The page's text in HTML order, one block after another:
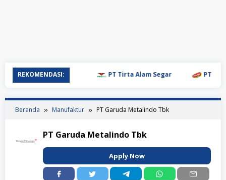
REKOMENDASI: PT Tirta Alam Segar PT Mulia
Beranda Manufaktur PT Garuda Metalindo Tbk
PT Garuda Metalindo Tbk
Apply Now